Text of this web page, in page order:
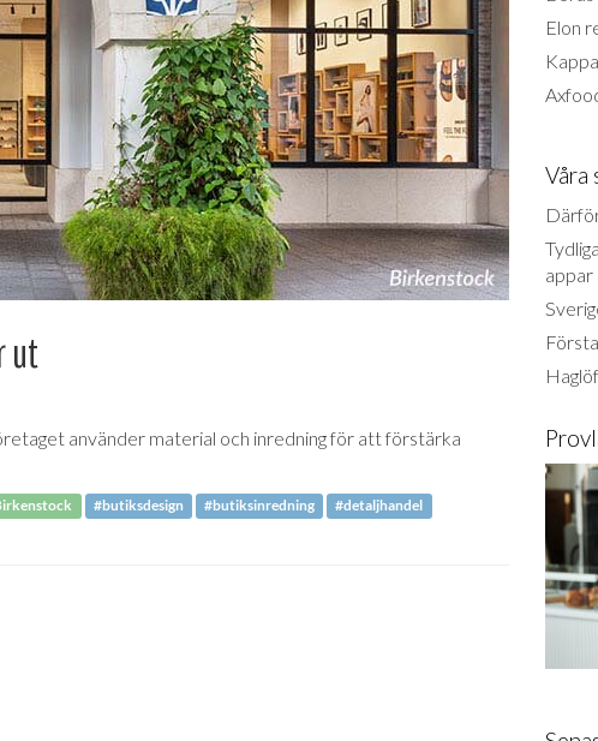
ut
använder material och inredning för att förstärka
#butiksdesign #butiksinredning #detaljhandel
Elon
Våra
appar